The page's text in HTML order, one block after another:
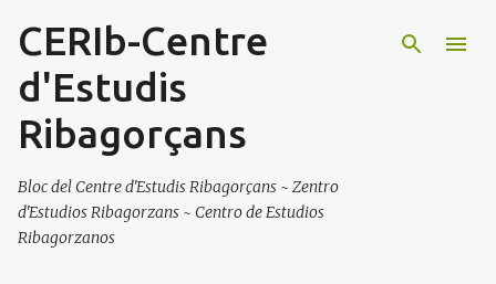
Salta al contingut principal
CERIb-Centre
d'Estudis
Ribagorçans
Bloc del Centre d'Estudis Ribagorçans ~ Zentro
d'Estudios Ribagorzans ~ Centro de Estudios
Ribagorzanos